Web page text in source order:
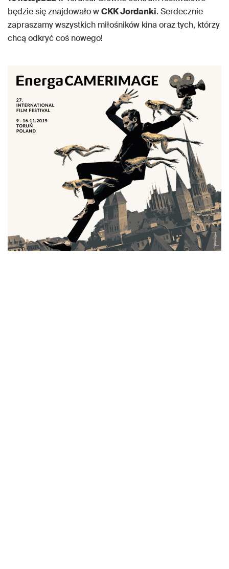
będzie się znajdowało wCKK Jordanki. Serdecznie
zapraszamy wszystkich miłośników kina oraz tych, którzy
chcą odkryć coś nowego!